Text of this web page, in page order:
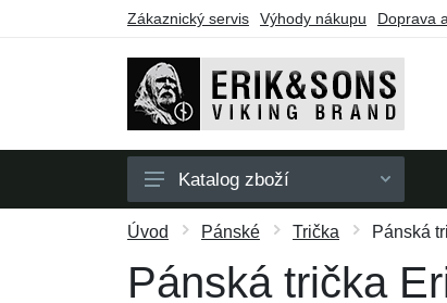
Zákaznický servis Výhody nákupu Doprava
Pánské
Dámské
Katalog zboží
Úvod Pánské Trička Pánská
Pánská trička